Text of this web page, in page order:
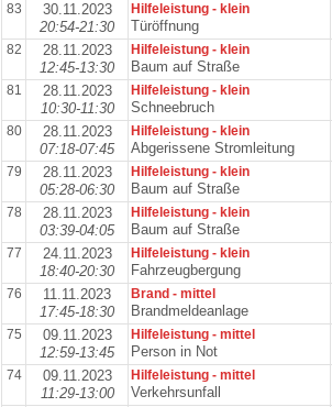
83
30.11.2023
20:54-21:30
Hilfeleistung - klein
Türöffnung
82
28.11.2023
12:45-13:30
Hilfeleistung - klein
Baum auf Straße
81
28.11.2023
10:30-11:30
Hilfeleistung - klein
Schneebruch
80
28.11.2023
07:18-07:45
Hilfeleistung - klein
Abgerissene Stromleitung
79
28.11.2023
05:28-06:30
Hilfeleistung - klein
Baum auf Straße
78
28.11.2023
03:39-04:05
Hilfeleistung - klein
Baum auf Straße
77
24.11.2023
18:40-20:30
Hilfeleistung - klein
Fahrzeugbergung
76
11.11.2023
17:45-18:30
Brand - mittel
Brandmeldeanlage
75
09.11.2023
12:59-13:45
Hilfeleistung - mittel
Person in Not
74
09.11.2023
11:29-13:00
Hilfeleistung - mittel
Verkehrsunfall